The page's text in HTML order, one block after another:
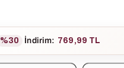
%30 İndirim: 769,99 TL